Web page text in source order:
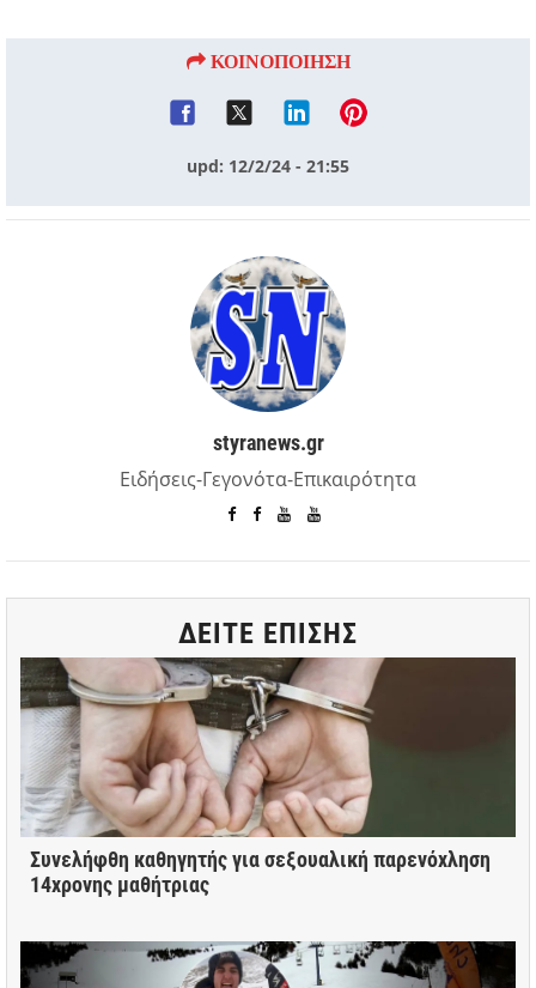
ΚΟΙΝΟΠΟΙΗΣΗ
upd: 12/2/24 - 21:55
styranews.gr
Ειδήσεις-Γεγονότα-Επικαιρότητα
ΔΕΙΤΕ ΕΠΙΣΗΣ
Συνελήφθη καθηγητής για σεξουαλική παρενόχληση
14χρονης μαθήτριας